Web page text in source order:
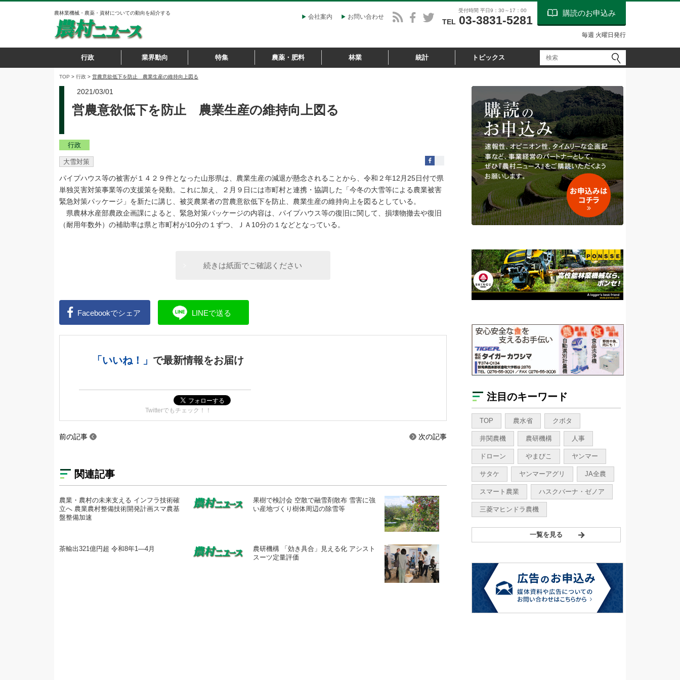
農林業機械・農薬・資材についての動向を紹介する
会社案内 お問い合わせ
受付時間 平日9：30～17：00
TEL 03-3831-5281
購読のお申込み
毎週 火曜日発行
行政 業界動向 特集 農薬・肥料 林業 統計 トピックス
TOP > 行政 > 営農意欲低下を防止 農業生産の維持向上図る
2021/03/01
営農意欲低下を防止 農業生産の維持向上図る
行政
大雪対策
パイプハウス等の被害が１４２９件となった山形県は、農業生産の減退が懸念されることから、令和２年12月25日付で県
単独災害対策事業等の支援策を発動。これに加え、２月９日には市町村と連携・協調した「今冬の大雪等による農業被害
緊急対策パッケージ」を新たに講じ、被災農業者の営農意欲低下を防止、農業生産の維持向上を図るとしている。
県農林水産部農政企画課によると、緊急対策パッケージの内容は、パイプハウス等の復旧に関して、損壊物撤去や復旧
（耐用年数外）の補助率は県と市町村が10分の１ずつ、ＪＡ10分の１などとなっている。
続きは紙面でご確認ください
Facebookでシェア LINEで送る
「いいね！」 で最新情報をお届け
Twitterでもチェック！！
前の記事 次の記事
関連記事
農業・農村の未来支える インフラ技術確
立へ 農業農村整備技術開発計画スマ農基
盤整備加速
果樹で検討会 空散で融雪剤散布 雪害に強
い産地づくり樹体周辺の除雪等
茶輸出321億円超 令和8年1―4月
農研機構 「効き具合」見える化 アシスト
スーツ定量評価
注目のキーワード
TOP 農水省 クボタ
井関農機 農研機構 人事
ドローン やまびこ ヤンマー
サタケ ヤンマーアグリ JA全農
スマート農業 ハスクバーナ・ゼノア
三菱マヒンドラ農機
一覧を見る